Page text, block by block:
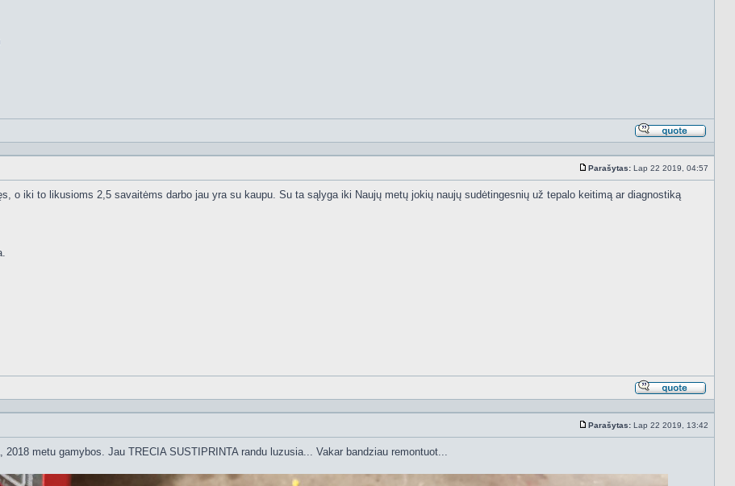
Atsakyti
Standartinė
Parašytas: Lap 22 2019, 04:57
o iki to likusioms 2,5 savaitėms darbo jau yra su kaupu. Su ta sąlyga iki Naujų metų jokių naujų sudėtingesnių už tepalo keitimą ar diagnostiką
Atsakyti
Standartinė
Parašytas: Lap 22 2019, 13:42
metu gamybos. Jau TRECIA SUSTIPRINTA randu luzusia... Vakar bandziau remontuot...